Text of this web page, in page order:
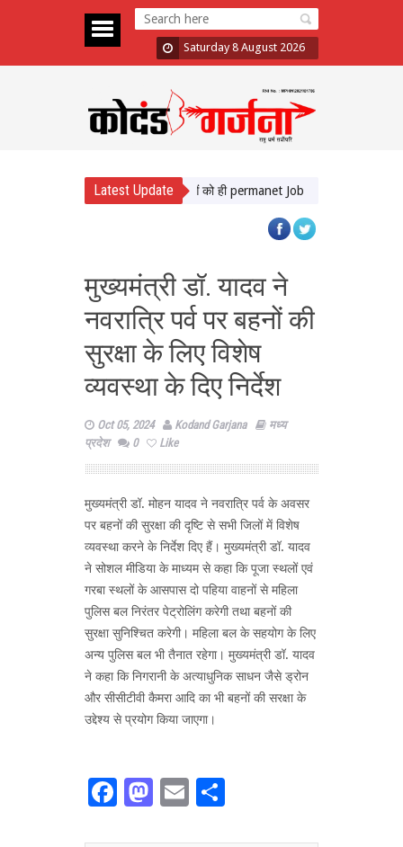
Saturday 8 August 2026
Latest Update
सरकार को, बोले- 1000 में 12 युवाओं को ही permanet Job
मुख्यमंत्री डॉ. यादव ने
नवरात्रि पर्व पर बहनों की
सुरक्षा के लिए विशेष
व्यवस्था के दिए निर्देश
Oct 05, 2024 Kodand Garjana
मध्य
प्रदेश
0 Like
मुख्यमंत्री डॉ. मोहन यादव ने नवरात्रि पर्व के अवसर
पर बहनों की सुरक्षा की दृष्टि से सभी जिलों में विशेष
व्यवस्था करने के निर्देश दिए हैं। मुख्यमंत्री डॉ. यादव
ने सोशल मीडिया के माध्यम से कहा कि पूजा स्थलों एवं
गरबा स्थलों के आसपास दो पहिया वाहनों से महिला
पुलिस बल निरंतर पेट्रोलिंग करेगी तथा बहनों की
सुरक्षा सुनिश्चित करेगी। महिला बल के सहयोग के लिए
अन्य पुलिस बल भी तैनात रहेगा। मुख्यमंत्री डॉ. यादव
ने कहा कि निगरानी के अत्याधुनिक साधन जैसे ड्रोन
और सीसीटीवी कैमरा आदि का भी बहनों की सरक्षा के
उद्देश्य से प्रयोग किया जाएगा।
Facebook
Mastodon
Email